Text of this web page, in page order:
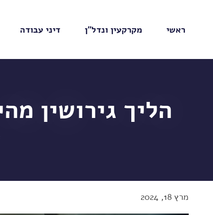
ראשי מקרקעין ונדל"ן דיני עבודה
הליך גירושין
מרץ 18, 2024